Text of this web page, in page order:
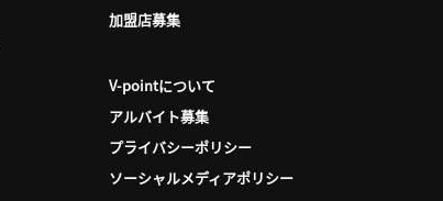
加盟店募集
V-pointについて
アルバイト募集
プライバシーポリシー
ソーシャルメディアポリシー